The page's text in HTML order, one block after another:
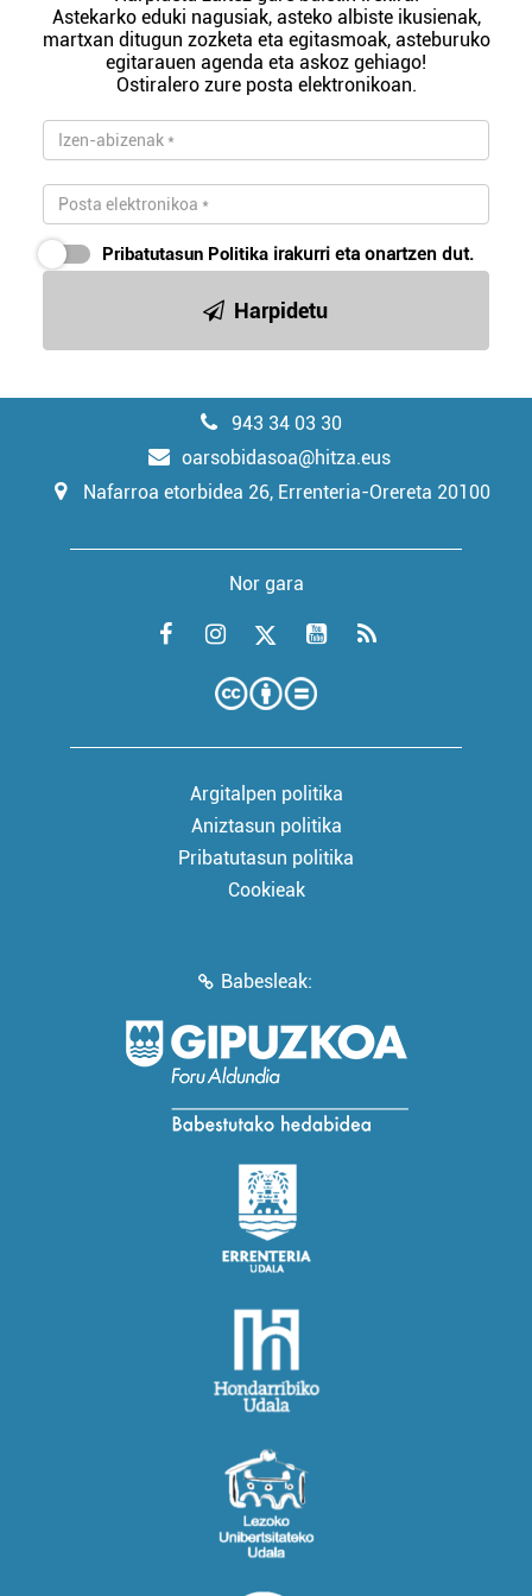
Astekarko eduki nagusiak, asteko albiste ikusienak,
martxan ditugun zozketa eta egitasmoak, asteburuko
egitarauen agenda eta askoz gehiago!
Ostiralero zure posta elektronikoan.
Pribatutasun Politika irakurri eta onartzen dut.
Harpidetu
943 34 03 30
oarsobidasoa@hitza.eus
Nafarroa etorbidea 26, Errenteria-Orereta 20100
Nor gara
Argitalpen politika
Aniztasun politika
Pribatutasun politika
Cookieak
Babesleak: